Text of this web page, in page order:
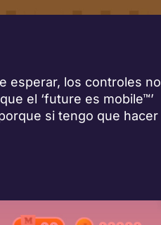
esperar, los controles no
el ‘future es mobile™’
si tengo que hacer